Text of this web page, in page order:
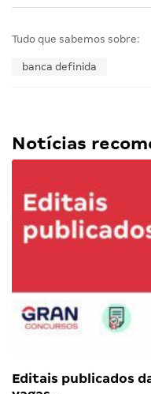
Tudo que sabemos sobre:
banca definida
Notícias
Editais publicados